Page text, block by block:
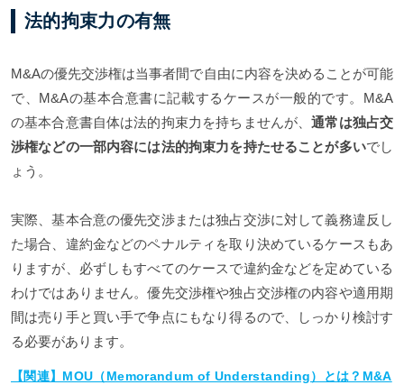
法的拘束力の有無
M&Aの優先交渉権は当事者間で自由に内容を決めることが可能
で、M&Aの基本合意書に記載するケースが一般的です。M&A
の基本合意書自体は法的拘束力を持ちませんが、通常は独占交
渉権などの一部内容には法的拘束力を持たせることが多いでし
ょう。
実際、基本合意の優先交渉または独占交渉に対して義務違反し
た場合、違約金などのペナルティを取り決めているケースもあ
りますが、必ずしもすべてのケースで違約金などを定めている
わけではありません。優先交渉権や独占交渉権の内容や適用期
間は売り手と買い手で争点にもなり得るので、しっかり検討す
る必要があります。
【関連】MOU（Memorandum of Understanding）とは？M&A